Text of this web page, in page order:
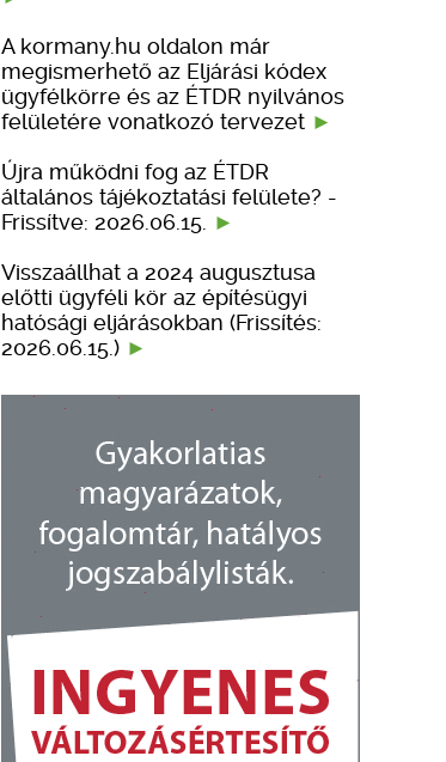
A kormany.hu oldalon már
megismerhető az Eljárási kódex
ügyfélkörre és az ÉTDR nyilvános
felületére vonatkozó tervezet
Újra működni fog az ÉTDR
általános tájékoztatási felülete? -
Frissítve: 2026.06.15.
Visszaállhat a 2024 augusztusa
előtti ügyféli kör az építésügyi
hatósági eljárásokban (Frissítés:
2026.06.15.)